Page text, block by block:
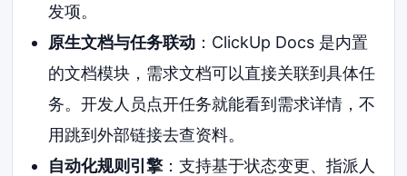
发项。
原生文档与任务联动：ClickUp Docs 是内置
的文档模块，需求文档可以直接关联到具体任
务。开发人员点开任务就能看到需求详情，不
用跳到外部链接去查资料。
自动化规则引擎：支持基于状态变更、指派人